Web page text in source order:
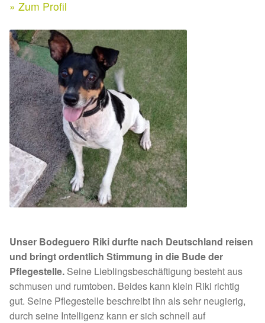
Aktuelle Spenden 2026
Ihre/Eure Spenden – Januar bis Juni 2026
Spenden 2025
Juli bis Dezember 2025
Januar bis Juni 2025
Spenden 2024
Januar bis Juni 2024
Spenden 2023
Juli bis Dezember 2023
Kontakt & Rechtliches
Facebook
Instagram
» Zum Profil
Unser Bodeguero Riki durfte nach Deutschland reisen
und bringt ordentlich Stimmung in die Bude der
Pflegestelle. Seine Lieblingsbeschäftigung besteht aus
schmusen und rumtoben. Beides kann klein Riki richtig
gut. Seine Pflegestelle beschreibt ihn als sehr neugierig,
durch seine Intelligenz kann er sich schnell auf